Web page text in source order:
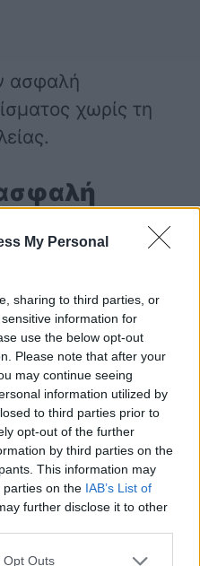
My Personal
sharing to third parties, or
information for
use the below opt-out
Please note that after your
may continue seeing
information utilized by
to third parties prior to
opt-out of the further
by third parties on the
This information may
parties on the IAB’s List of
further disclose it to other
Opt Outs
ασφαλή
χωρίς τη
οδηγίες
και τη
πριν χρειαστεί να
: Δεν πρέπει να το
την τελευταία
να κάνεις λίγο
πρέπει να είσαι
το κάθισμα με